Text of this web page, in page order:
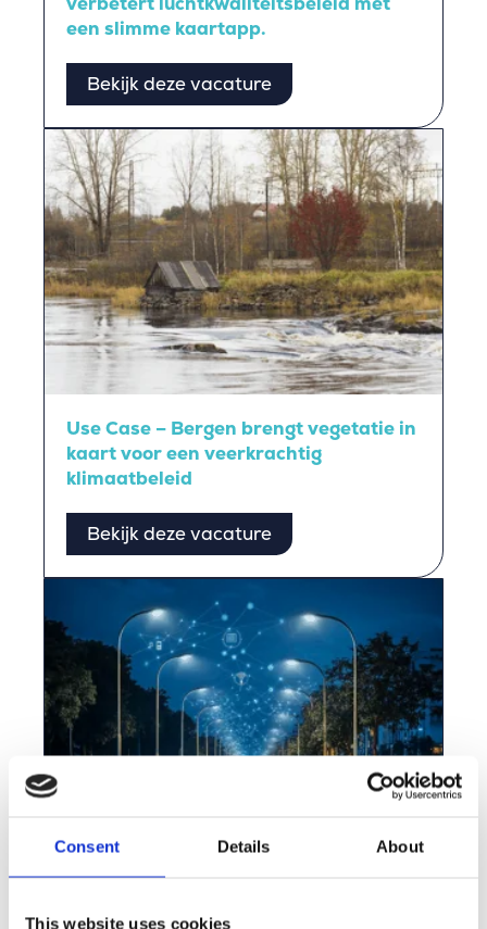
Consent Details About
This website uses cookies
een slimme kaartapp.
Bekijk deze vacature
Use Case – Bergen brengt vegetatie in
kaart voor een veerkrachtig
klimaatbeleid
Bekijk deze vacature
Engie Laborelec zet AI in voor ontwerp
van openbare verlichting, met